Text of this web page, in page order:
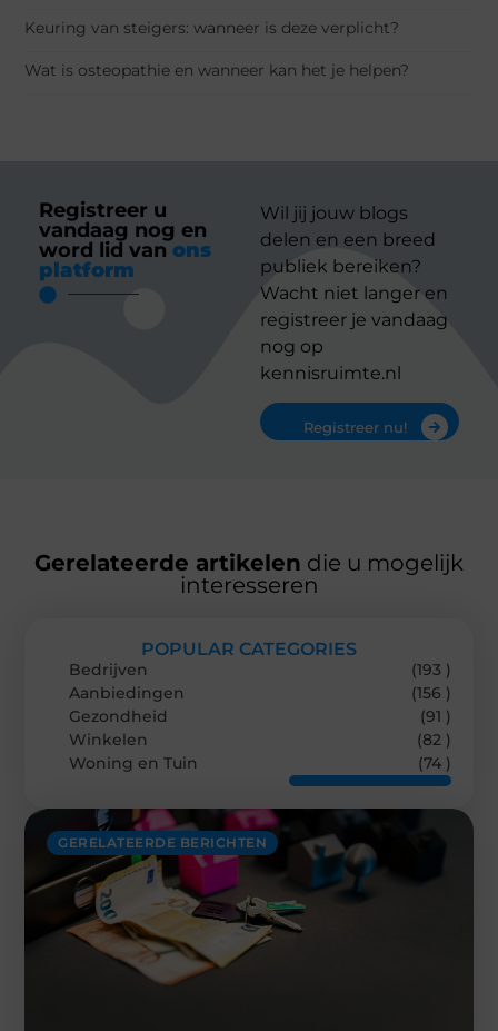
Keuring van steigers: wanneer is deze verplicht?
Wat is osteopathie en wanneer kan het je helpen?
Registreer u
vandaag nog en
word lid van ons
platform
Wil jij jouw blogs
delen en een breed
publiek bereiken?
Wacht niet langer en
registreer je vandaag
nog op
kennisruimte.nl
Registreer nu!
Gerelateerde artikelen die u mogelijk
interesseren
GERELATEERDE BERICHTEN
POPULAR CATEGORIES
Bedrijven
(193 )
Aanbiedingen
(156 )
Gezondheid
(91 )
Winkelen
(82 )
Woning en Tuin
(74 )